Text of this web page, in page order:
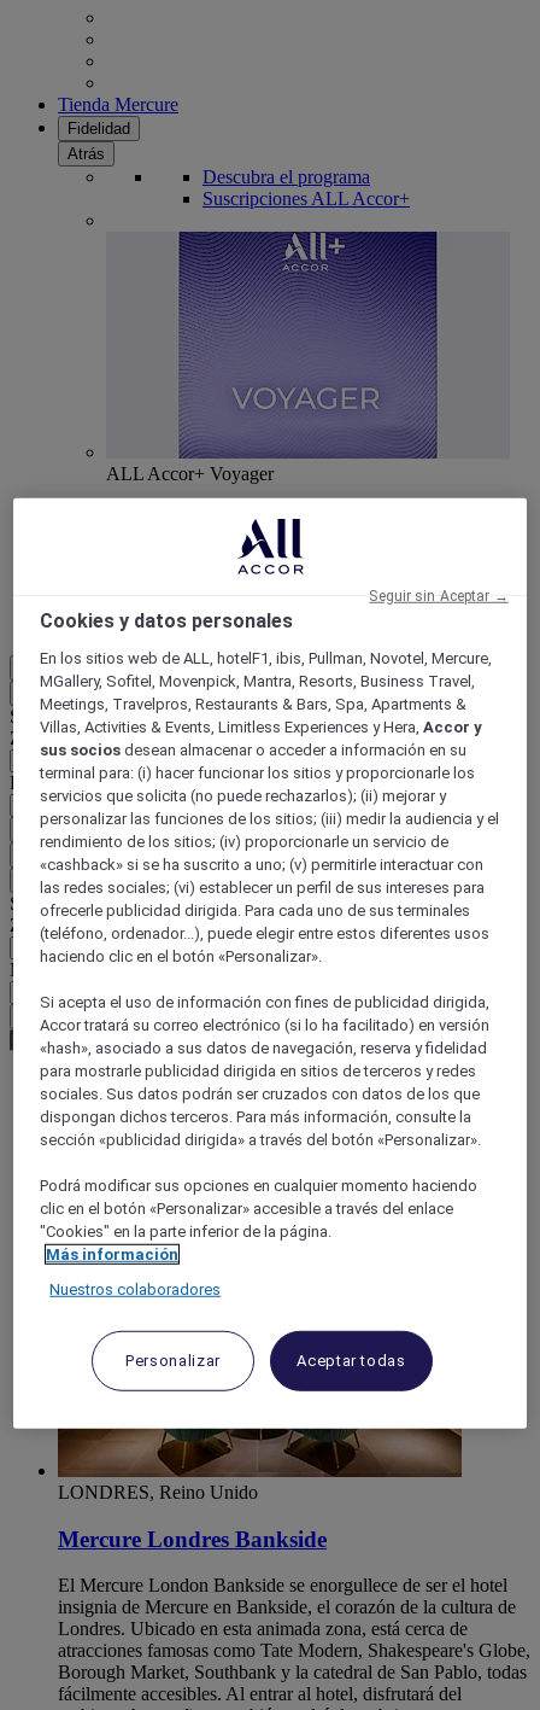
Tienda Mercure
Fidelidad
Atrás
Descubra el programa
Suscripciones ALL Accor+
ALL Accor+ Voyager
15% de descuent todo el año
Más
ES
Seleccione su país e idioma a continuación
Zona geográfica
País / Región - Idioma
Confirmar mi país e idioma
(€)
Atrás
Seleccione su moneda a continuación
Zona geográfica
Moneda
Confirmar mi moneda
World
Europe
United Kingdom
London
LONDRES, Reino Unido
Mercure Londres Bankside
El Mercure London Bankside se enorgullece de ser el hotel
insignia de Mercure en Bankside, el corazón de la cultura de
Londres. Ubicado en esta animada zona, está cerca de
atracciones famosas como Tate Modern, Shakespeare's Globe,
Borough Market, Southbank y la catedral de San Pablo, todas
fácilmente accesibles. Al entrar al hotel, disfrutará del
Cookies y datos personales
En los sitios web de ALL, hotelF1, ibis, Pullman, Novotel, Mercure,
MGallery, Sofitel, Movenpick, Mantra, Resorts, Business Travel,
Meetings, Travelpros, Restaurants & Bars, Spa, Apartments &
Villas, Activities & Events, Limitless Experiences y Hera,Accor y
sus socios desean almacenar o acceder a información en su
terminal para: (i) hacer funcionar los sitios y proporcionarle los
servicios que solicita (no puede rechazarlos); (ii) mejorar y
personalizar las funciones de los sitios; (iii) medir la audiencia y el
rendimiento de los sitios; (iv) proporcionarle un servicio de
«cashback» si se ha suscrito a uno; (v) permitirle interactuar con
las redes sociales; (vi) establecer un perfil de sus intereses para
ofrecerle publicidad dirigida. Para cada uno de sus terminales
(teléfono, ordenador...), puede elegir entre estos diferentes usos
haciendo clic en el botón «Personalizar».
Si acepta el uso de información con fines de publicidad dirigida,
Accor tratará su correo electrónico (si lo ha facilitado) en versión
«hash», asociado a sus datos de navegación, reserva y fidelidad
para mostrarle publicidad dirigida en sitios de terceros y redes
sociales. Sus datos podrán ser cruzados con datos de los que
dispongan dichos terceros. Para más información, consulte la
sección «publicidad dirigida» a través del botón «Personalizar».
Podrá modificar sus opciones en cualquier momento haciendo
clic en el botón «Personalizar» accesible a través del enlace
"Cookies" en la parte inferior de la página.
Más información
Nuestros colaboradores
Personalizar Aceptar todas
Seguir sin Aceptar →